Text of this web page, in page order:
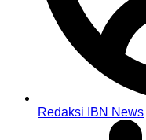
Redaksi IBN News